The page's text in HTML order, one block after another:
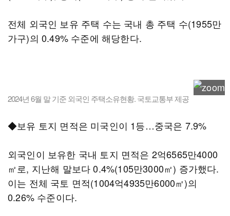
전체 외국인 보유 주택 수는 국내 총 주택 수(1955만
가구)의 0.49% 수준에 해당한다.
2024년 6월 말 기준 외국인 주택소유현황. 국토교통부 제공
◆보유 토지 면적은 미국인이 1등…중국은 7.9%
외국인이 보유한 국내 토지 면적은 2억6565만4000
㎡로, 지난해 말보다 0.4%(105만3000㎡) 증가했다.
이는 전체 국토 면적(1004억4935만6000㎡)의
0.26% 수준이다.